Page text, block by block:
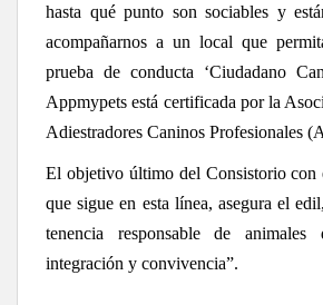
hasta qué punto son sociables y
acompañarnos a un local que
prueba de conducta ‘Ciudadano
Appmypets está certificada por la
Adiestradores Caninos Profesionales
El objetivo último del Consistorio con
que sigue en esta línea, asegura el
tenencia responsable de animales
integración y convivencia”.